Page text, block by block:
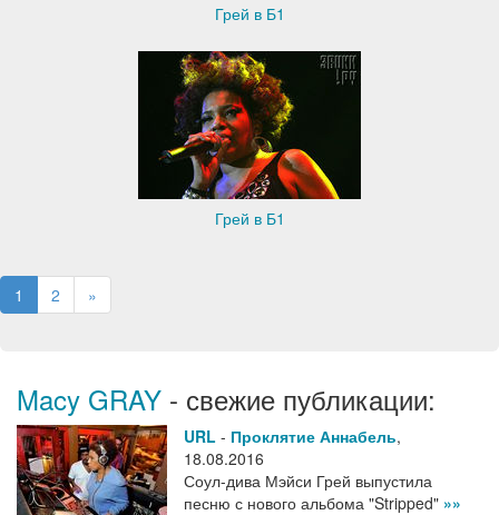
Грей в Б1
Грей в Б1
1 2 »
Macy GRAY - свежие публикации:
URL - Проклятие Аннабель,
18.08.2016
Соул-дива Мэйси Грей выпустила
песню с нового альбома "Stripped" »»